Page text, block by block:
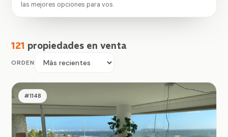
las mejores opciones para vos.
121 propiedades en venta
ORDEN
#1148